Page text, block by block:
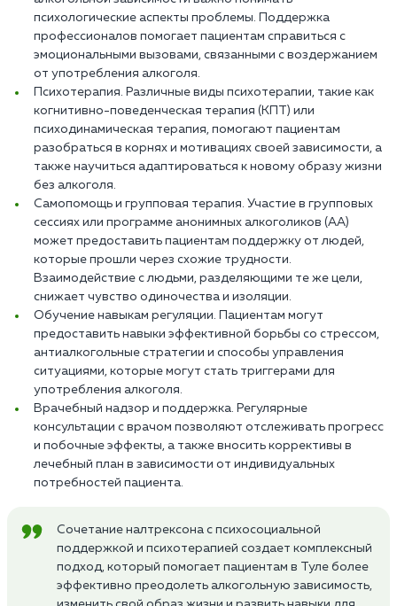
психологические аспекты проблемы. Поддержка
профессионалов помогает пациентам справиться с
эмоциональными вызовами, связанными с воздержанием
от употребления алкоголя.
Психотерапия. Различные виды психотерапии, такие как
когнитивно-поведенческая терапия (КПТ) или
психодинамическая терапия, помогают пациентам
разобраться в корнях и мотивациях своей зависимости, а
также научиться адаптироваться к новому образу жизни
без алкоголя.
Самопомощь и групповая терапия. Участие в групповых
сессиях или программе анонимных алкоголиков (АА)
может предоставить пациентам поддержку от людей,
которые прошли через схожие трудности.
Взаимодействие с людьми, разделяющими те же цели,
снижает чувство одиночества и изоляции.
Обучение навыкам регуляции. Пациентам могут
предоставить навыки эффективной борьбы со стрессом,
антиалкогольные стратегии и способы управления
ситуациями, которые могут стать триггерами для
употребления алкоголя.
Врачебный надзор и поддержка. Регулярные
консультации с врачом позволяют отслеживать прогресс
и побочные эффекты, а также вносить коррективы в
лечебный план в зависимости от индивидуальных
потребностей пациента.
Сочетание налтрексона с психосоциальной
поддержкой и психотерапией создает комплексный
подход, который помогает пациентам в Туле более
эффективно преодолеть алкогольную зависимость,